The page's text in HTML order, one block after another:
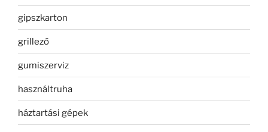
gipszkarton
grillező
gumiszerviz
használtruha
háztartási gépek